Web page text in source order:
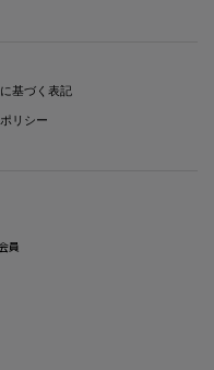
基づく表記
リシー
員